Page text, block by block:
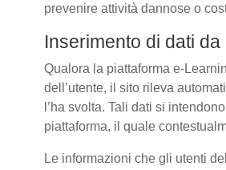
prevenire attività dannose o
Inserimento di dati da
Qualora la piattaforma e-
dell’utente, il sito rileva
l’ha svolta. Tali dati si
piattaforma, il quale
Le informazioni che gli utenti